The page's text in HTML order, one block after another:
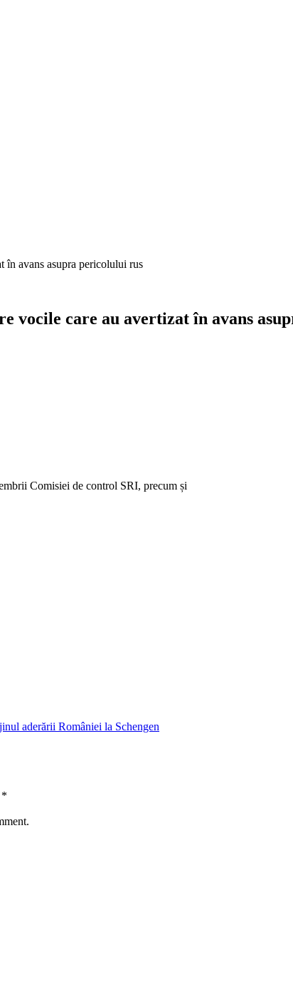
în avans asupra pericolului rus
vocile care au avertizat în avans
Comisiei de control SRI, precum și
aderării României la Schengen
*